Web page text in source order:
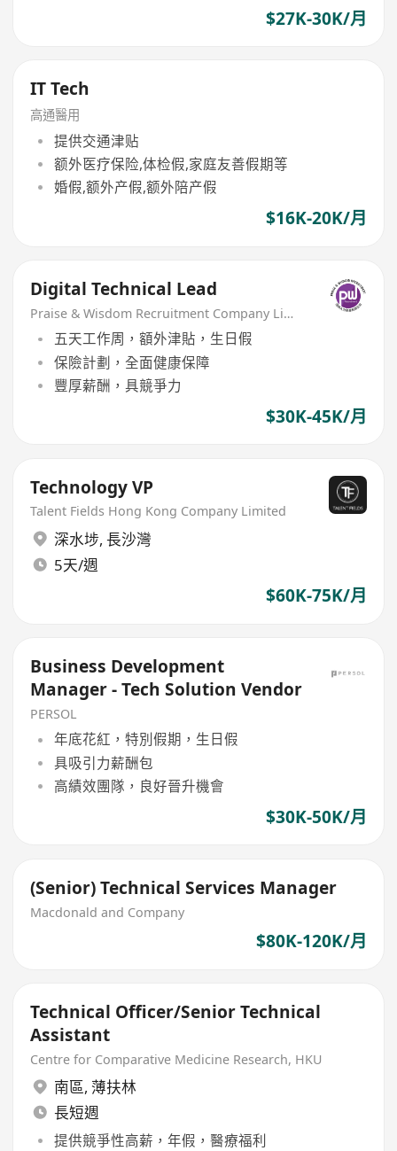
$27K-30K/月
IT Tech
高通醫用
提供交通津贴
额外医疗保险,体检假,家庭友善假期等
婚假,额外产假,额外陪产假
$16K-20K/月
Digital Technical Lead
Praise & Wisdom Recruitment Company Limited
五天工作周，額外津貼，生日假
保險計劃，全面健康保障
豐厚薪酬，具競爭力
$30K-45K/月
Technology VP
Talent Fields Hong Kong Company Limited
深水埗, 長沙灣
5天/週
$60K-75K/月
Business Development
Manager - Tech Solution Vendor
PERSOL
年底花紅，特別假期，生日假
具吸引力薪酬包
高績效團隊，良好晉升機會
$30K-50K/月
(Senior) Technical Services Manager
Macdonald and Company
$80K-120K/月
Technical Officer/Senior Technical
Assistant
Centre for Comparative Medicine Research, HKU
南區, 薄扶林
長短週
提供競爭性高薪，年假，醫療福利